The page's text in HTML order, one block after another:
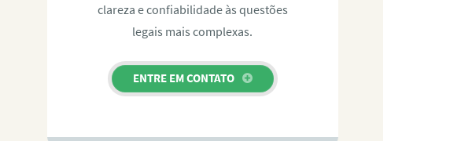
clareza e confiabilidade às questões
legais mais complexas.
ENTRE EM CONTATO